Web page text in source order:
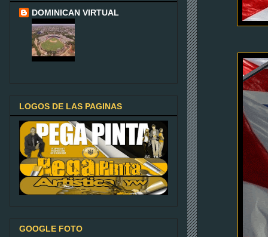
DOMINICAN VIRTUAL
LOGOS DE LAS PAGINAS
GOOGLE FOTO